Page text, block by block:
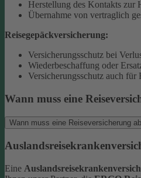
Herstellung des Kontakts zur
Übernahme von vertraglich
Reisegepäckversicherung:
Versicherungsschutz bei
Wiederbeschaffung oder
Versicherungsschutz auch für
Wann muss eine
Wann muss eine Reiseversicherung
Eine